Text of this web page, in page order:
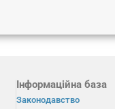
Інформаційна база
Законодавство